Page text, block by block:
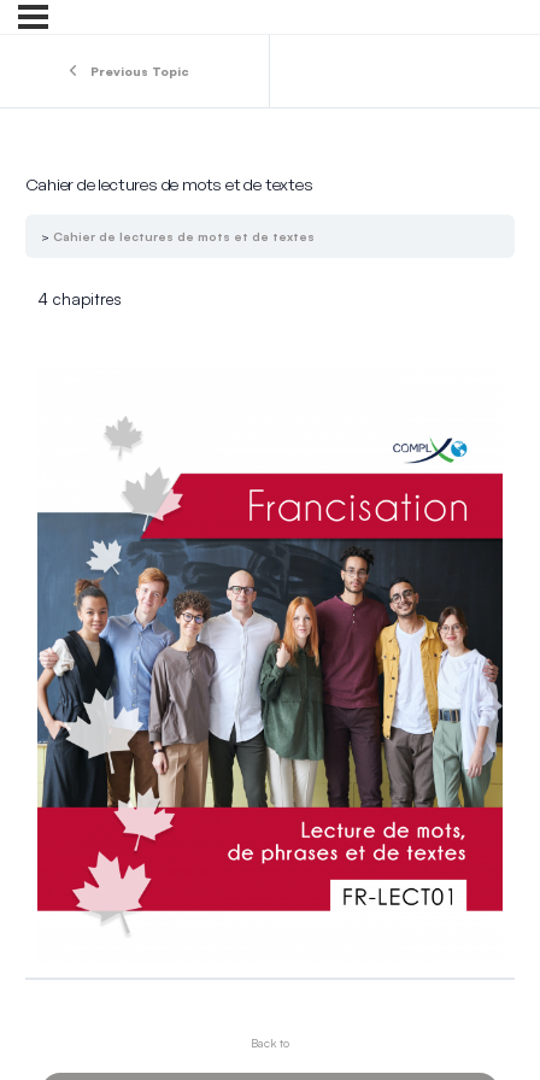
Previous Topic
Cahier de lectures de mots et de textes
Cahier de lectures de mots et de textes
4 chapitres
Back to